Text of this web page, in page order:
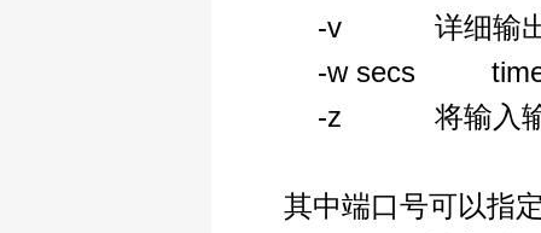
-v 详细输出——
-w secs
-z 将输入输
其中端口号可以指